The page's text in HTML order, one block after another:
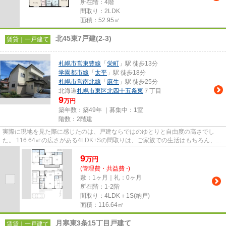
所在階：4階
間取り：2LDK
面積：52.95㎡
賃貸｜一戸建て 北45東7戸建(2-3)
札幌市営東豊線 「 栄町 」駅 徒歩13分
学園都市線 「 太平 」駅 徒歩18分
札幌市営南北線 「 麻生 」駅 徒歩25分
北海道札幌市東区北四十五条東 ７丁目
9万円
築年数：築49年 ｜募集中： 1室
階数：2階建
実際に現地を見た際に感じたのは、戸建ならではのゆとりと自由度の高さでし
た。 116.64㎡の広さがある4LDK+Sの間取りは、ご家族での生活はもちろん、在
宅ワークや趣味の時間も大切に...
9万円
(管理費・共益費 -)
敷：1ヶ月｜礼：0ヶ月
所在階：1-2階
間取り：4LDK＋1S(納戸)
面積：116.64㎡
賃貸｜一戸建て 月寒東3条15丁目戸建て